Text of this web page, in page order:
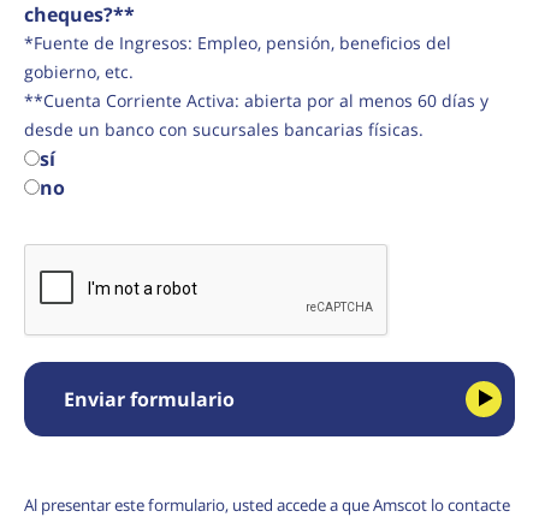
cheques?**
*Fuente de Ingresos: Empleo, pensión, beneficios del
gobierno, etc.
**Cuenta Corriente Activa: abierta por al menos 60 días y
desde un banco con sucursales bancarias físicas.
sí
no
Enviar formulario
Al presentar este formulario, usted accede a que Amscot lo contacte